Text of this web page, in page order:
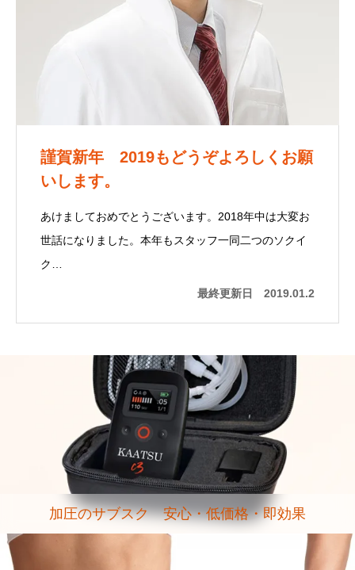
謹賀新年 2019もどうぞよろしくお願
いします。
あけましておめでとうございます。2018年中は大変お
世話になりました。本年もスタッフ一同二つのソクイ
ク…
最終更新日 2019.01.2
加圧のサブスク 安心・低価格・即効果